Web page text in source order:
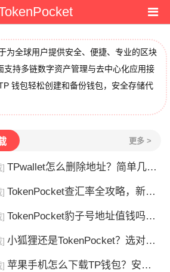
为全球用户提供安全、便捷、专业的区块
支持多链数字资产管理与去中心化应用接
钱包轻松创建和备份钱包，安全存储代
更多 >
] TPwallet怎么删除地址？简单几步教你移除多余钱包
] TokenPocket查汇率全攻略，新手一看就会
] TokenPocket豹子号地址值钱吗？新手看完这篇就懂了
] 小狐狸还是TokenPocket？选对钱包很重要
] 苹果手机怎么下载TP钱包？安装教程来了